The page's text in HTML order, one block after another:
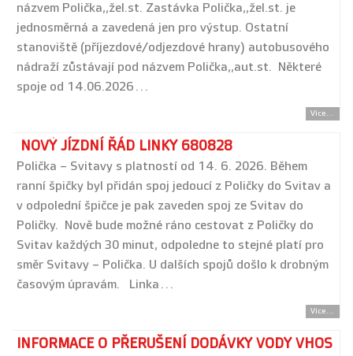
názvem Polička,,žel.st. Zastávka Polička,,žel.st. je
jednosměrná a zavedená jen pro výstup. Ostatní
stanoviště (příjezdové/odjezdové hrany) autobusového
nádraží zůstávají pod názvem Polička,,aut.st. Některé
spoje od 14.06.2026…
Více...
NOVÝ JÍZDNÍ ŘÁD LINKY 680828
Polička – Svitavy s platností od 14. 6. 2026. Během
ranní špičky byl přidán spoj jedoucí z Poličky do Svitav a
v odpolední špičce je pak zaveden spoj ze Svitav do
Poličky. Nově bude možné ráno cestovat z Poličky do
Svitav každých 30 minut, odpoledne to stejné platí pro
směr Svitavy – Polička. U dalších spojů došlo k drobným
časovým úpravám. Linka…
Více...
INFORMACE O PŘERUŠENÍ DODÁVKY VODY VHOS